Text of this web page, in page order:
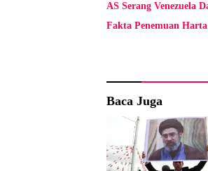
AS Serang Venezuela
Fakta Penemuan
Baca Juga